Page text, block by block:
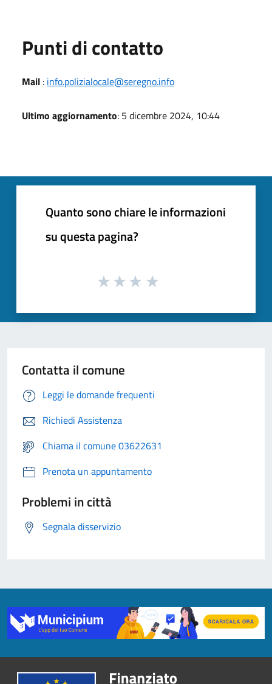
Punti di contatto
Mail : info.polizialocale@seregno.info
Ultimo aggiornamento: 5 dicembre 2024, 10:44
Quanto sono chiare le informazioni
su questa pagina?
Contatta il comune
Leggi le domande frequenti
Richiedi Assistenza
Chiama il comune 03622631
Prenota un appuntamento
Problemi in città
Segnala disservizio